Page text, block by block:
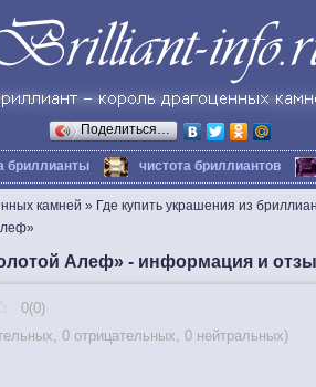
Поделиться…
бриллианты чистота бриллиантов
камней » Где купить украшения из
Алеф» - информация и
0(0)
, 0 отрицательных, 0 нейтральных)